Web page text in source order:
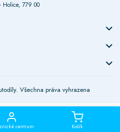
centrum Košík
Holice, 779 00
Všechna práva vyhrazena